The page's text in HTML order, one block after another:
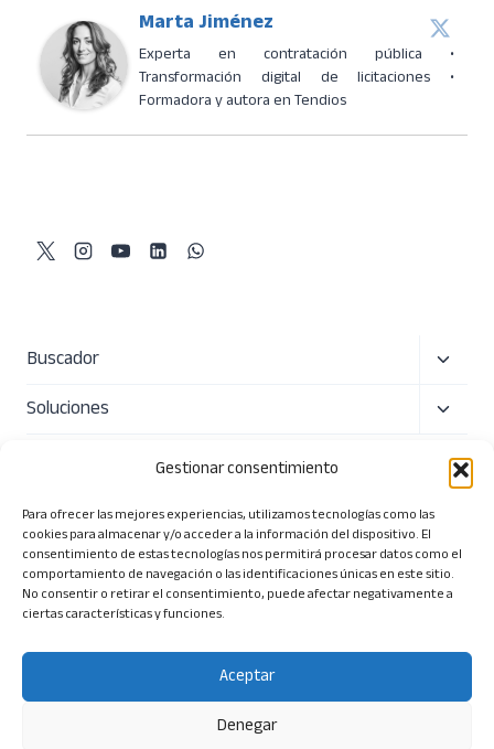
Gestionar consentimiento
Para ofrecer las mejores experiencias, utilizamos tecnologías como las
cookies para almacenar y/o acceder a la información del dispositivo. El
consentimiento de estas tecnologías nos permitirá procesar datos como el
comportamiento de navegación o las identificaciones únicas en este sitio.
No consentir o retirar el consentimiento, puede afectar negativamente a
ciertas características y funciones.
Aceptar
Denegar
Marta Jiménez
Experta en contratación pública •
Transformación digital de licitaciones •
Formadora y autora en Tendios
Buscador
hijo
Soluciones
hijo
Sobre nosotros
Herramientas
menú
© 2026 Tendios Technologies SL. Todos los derechos
reservados.